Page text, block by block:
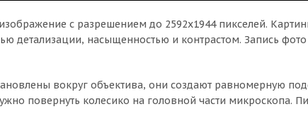
с разрешением до 2592x1944 пикселей.
детализации, насыщенностью и контрастом. Запись
вокруг объектива, они создают равномерную
повернуть колесико на головной части микроскопа.